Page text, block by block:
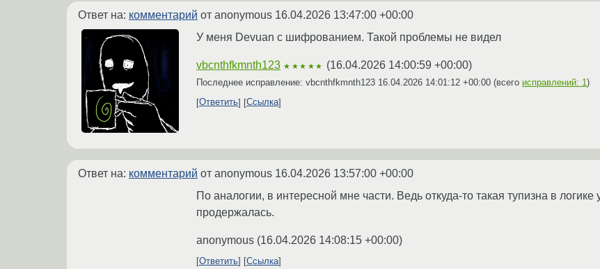
Ответ на: комментарий от anonymous 16.04.2026 13:47:00 +00:00
У меня Devuan с шифрованием. Такой проблемы не видел
vbcnthfkmnth123 ★★★★★ (16.04.2026 14:00:59 +00:00)
Последнее исправление: vbcnthfkmnth123 16.04.2026 14:01:12 +00:00 (всего исправлений: 1)
Ответить
Ссылка
Ответ на: комментарий от anonymous 16.04.2026 13:57:00 +00:00
По аналогии, в интересной мне части. Ведь откуда-то такая тупизна в логике
продержалась.
anonymous (16.04.2026 14:08:15 +00:00)
Ответить Ссылка